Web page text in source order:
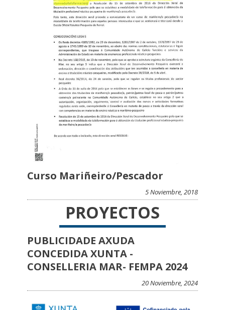
Curso Mariñeiro/Pescador
5 Noviembre, 2018
PROYECTOS
PUBLICIDADE AXUDA
CONCEDIDA XUNTA -
CONSELLERIA MAR- FEMPA 2024
20 Noviembre, 2024